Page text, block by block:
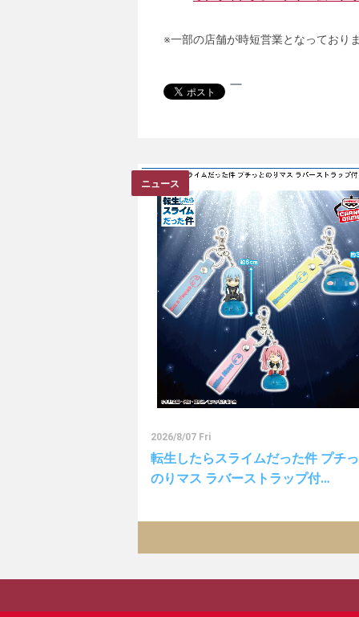
※一部の店舗が時短営業となっており
ニュース
2026/8/07 Fri
転生したらスライムだった件 プチ
のりマス ラバーストラップ付…